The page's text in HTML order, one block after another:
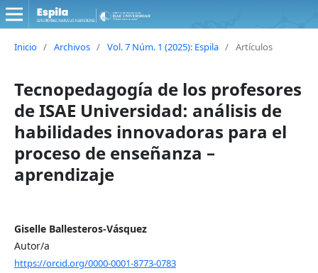
Inicio / Archivos / Vol. 7 Núm. 1 (2025): Espila / Artículos
Tecnopedagogía de los profesores
de ISAE Universidad: análisis de
habilidades innovadoras para el
proceso de enseñanza –
aprendizaje
Giselle Ballesteros-Vásquez
Autor/a
https://orcid.org/0000-0001-8773-0783